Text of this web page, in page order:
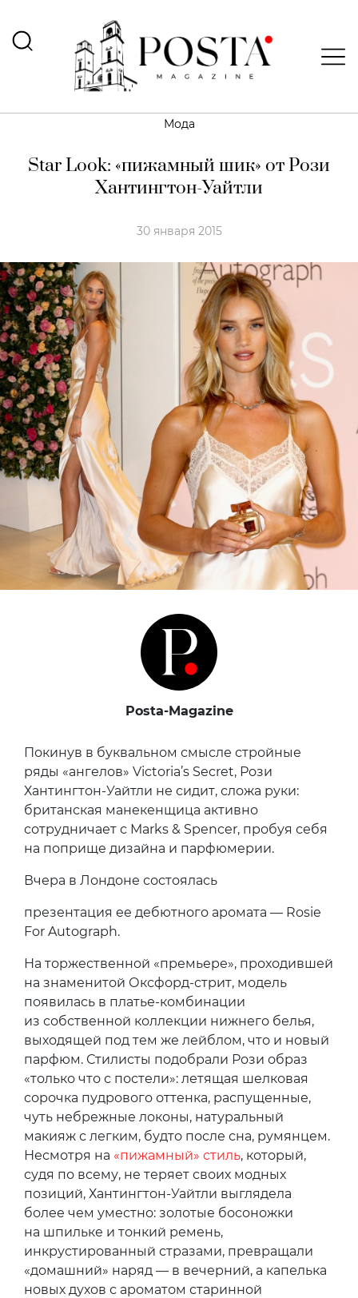
Мода
Star Look: «пижамный шик» от Рози
Хантингтон-Уайтли
30 января 2015
Posta-Magazine
Покинув в буквальном смысле стройные
ряды «ангелов» Victoria’s Secret, Рози
Хантингтон-Уайтли не сидит, сложа руки:
британская манекенщица активно
сотрудничает с Marks & Spencer, пробуя себя
на поприще дизайна и парфюмерии.
Вчера в Лондоне состоялась
презентация ее дебютного аромата — Rosie
For Autograph.
На торжественной «премьере», проходившей
на знаменитой Оксфорд-стрит, модель
появилась в платье-комбинации
из собственной коллекции нижнего белья,
выходящей под тем же лейблом, что и новый
парфюм. Стилисты подобрали Рози образ
«только что с постели»: летящая шелковая
сорочка пудрового оттенка, распущенные,
чуть небрежные локоны, натуральный
макияж с легким, будто после сна, румянцем.
Несмотря на «пижамный» стиль, который,
судя по всему, не теряет своих модных
позиций, Хантингтон-Уайтли выглядела
более чем уместно: золотые босоножки
на шпильке и тонкий ремень,
инкрустированный стразами, превращали
«домашний» наряд — в вечерний, а капелька
новых духов с ароматом старинной